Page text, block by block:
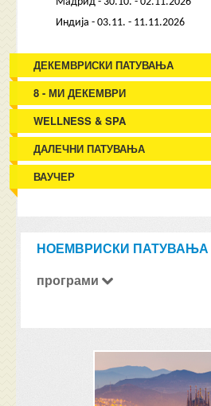
Индија - 03.11. - 11.11.2026
ДЕКЕМВРИСКИ ПАТУВАЊА
8 - МИ ДЕКЕМВРИ
WELLNESS & SPA
ДАЛЕЧНИ ПАТУВАЊА
ВАУЧЕР
НОЕМВРИСКИ ПАТУВАЊА
програми